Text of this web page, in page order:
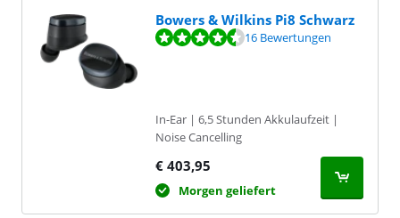
Bowers & Wilkins Pi8 Schwarz
Bewertet mit 8,6 von 10, basierend auf 16 Bewertungen.
16 Bewertungen
In-Ear | 6,5 Stunden Akkulaufzeit |
Noise Cancelling
€ 403,95
Morgen geliefert